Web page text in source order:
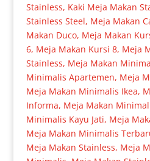
Stainless, Kaki Meja Makan
Stainless Steel, Meja Makan
Makan Duco, Meja Makan
6, Meja Makan Kursi 8, Meja
Stainless, Meja Makan
Minimalis Apartemen, Meja
Meja Makan Minimalis Ikea,
Informa, Meja Makan
Minimalis Kayu Jati, Meja
Meja Makan Minimalis
Meja Makan Stainless, Meja